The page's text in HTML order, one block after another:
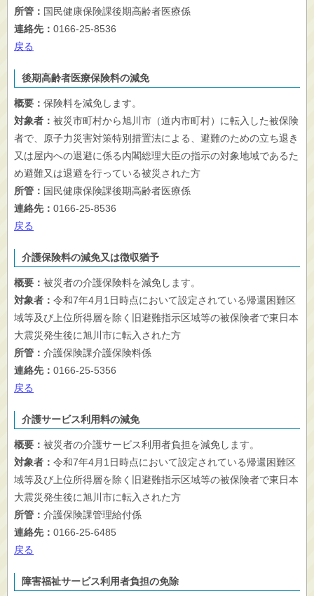
所管： 国民健康保険課後期高齢者医療係
連絡先： 0166-25-8536
戻る
後期高齢者医療保険料の減免
概要： 保険料を減免します。
対象者： 被災市町村から旭川市（道内市町村）に転入した被保険
者で、原子力災害対策特別措置法による、避難のための立ち退き
又は屋内への退避に係る内閣総理大臣の指示の対象地域であるた
め避難又は退避を行っている被災された方
所管： 国民健康保険課後期高齢者医療係
連絡先： 0166-25-8536
戻る
介護保険料の減免又は徴収猶予
概要： 被災者の介護保険料を減免します。
対象者： 令和7年4月1日時点において設定されている帰還困難区
域等及び上位所得層を除く旧避難指示区域等の被保険者で東日本
大震災発生後に旭川市に転入された方
所管： 介護保険課介護保険料係
連絡先： 0166-25-5356
戻る
介護サービス利用料の減免
概要： 被災者の介護サービス利用者負担を減免します。
対象者： 令和7年4月1日時点において設定されている帰還困難区
域等及び上位所得層を除く旧避難指示区域等の被保険者で東日本
大震災発生後に旭川市に転入された方
所管： 介護保険課管理給付係
連絡先： 0166-25-6485
戻る
障害福祉サービス利用者負担の免除